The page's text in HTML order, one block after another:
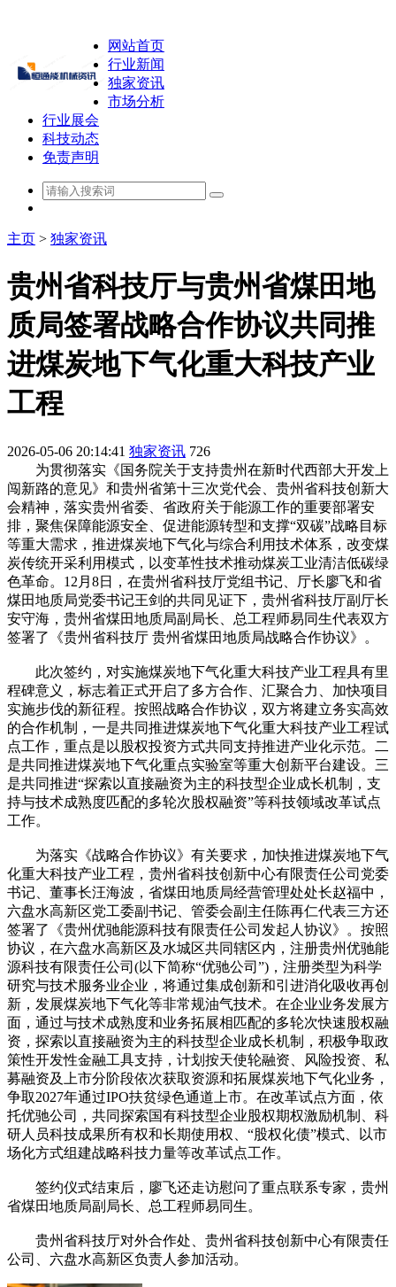
网站首页
行业新闻
独家资讯
市场分析
行业展会
科技动态
免责声明
主页 > 独家资讯
贵州省科技厅与贵州省煤田地
质局签署战略合作协议共同推
进煤炭地下气化重大科技产业
工程
2026-05-06 20:14:41 独家资讯 726
为贯彻落实《国务院关于支持贵州在新时代西部大开发上
闯新路的意见》和贵州省第十三次党代会、贵州省科技创新大
会精神，落实贵州省委、省政府关于能源工作的重要部署安
排，聚焦保障能源安全、促进能源转型和支撑“双碳”战略目标
等重大需求，推进煤炭地下气化与综合利用技术体系，改变煤
炭传统开采利用模式，以变革性技术推动煤炭工业清洁低碳绿
色革命。12月8日，在贵州省科技厅党组书记、厅长廖飞和省
煤田地质局党委书记王剑的共同见证下，贵州省科技厅副厅长
安守海，贵州省煤田地质局副局长、总工程师易同生代表双方
签署了《贵州省科技厅 贵州省煤田地质局战略合作协议》。
此次签约，对实施煤炭地下气化重大科技产业工程具有里
程碑意义，标志着正式开启了多方合作、汇聚合力、加快项目
实施步伐的新征程。按照战略合作协议，双方将建立务实高效
的合作机制，一是共同推进煤炭地下气化重大科技产业工程试
点工作，重点是以股权投资方式共同支持推进产业化示范。二
是共同推进煤炭地下气化重点实验室等重大创新平台建设。三
是共同推进“探索以直接融资为主的科技型企业成长机制，支
持与技术成熟度匹配的多轮次股权融资”等科技领域改革试点
工作。
为落实《战略合作协议》有关要求，加快推进煤炭地下气
化重大科技产业工程，贵州省科技创新中心有限责任公司党委
书记、董事长汪海波，省煤田地质局经营管理处处长赵福中，
六盘水高新区党工委副书记、管委会副主任陈再仁代表三方还
签署了《贵州优驰能源科技有限责任公司发起人协议》。按照
协议，在六盘水高新区及水城区共同辖区内，注册贵州优驰能
源科技有限责任公司(以下简称“优驰公司”)，注册类型为科学
研究与技术服务业企业，将通过集成创新和引进消化吸收再创
新，发展煤炭地下气化等非常规油气技术。在企业业务发展方
面，通过与技术成熟度和业务拓展相匹配的多轮次快速股权融
资，探索以直接融资为主的科技型企业成长机制，积极争取政
策性开发性金融工具支持，计划按天使轮融资、风险投资、私
募融资及上市分阶段依次获取资源和拓展煤炭地下气化业务，
争取2027年通过IPO扶贫绿色通道上市。在改革试点方面，依
托优驰公司，共同探索国有科技型企业股权期权激励机制、科
研人员科技成果所有权和长期使用权、“股权化债”模式、以市
场化方式组建战略科技力量等改革试点工作。
签约仪式结束后，廖飞还走访慰问了重点联系专家，贵州
省煤田地质局副局长、总工程师易同生。
贵州省科技厅对外合作处、贵州省科技创新中心有限责任
公司、六盘水高新区负责人参加活动。